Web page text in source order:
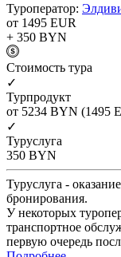
Туроператор:
от 1495 EUR
+ 350 BYN
Cтоимость тура
✓
Турпродукт
от 5234 BYN (1495
✓
Туруслуга
350 BYN
Туруслуга -
бронирования.
У некоторых
транспортное
первую очередь